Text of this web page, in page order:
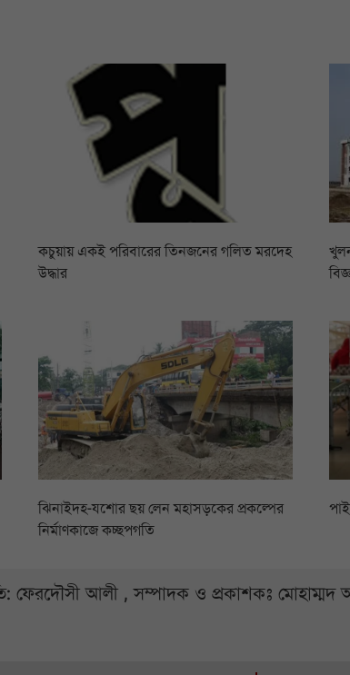
কচুয়ায় একই পরিবারের তিনজনের গলিত মরদেহ
উদ্ধার
ঝিনাইদহ-যশোর ছয় লেন মহাসড়কের প্রকল্পের
নির্মাণকাজে কচ্ছপগতি
ফেরদৌসী আলী , সম্পাদক ও প্রকাশকঃ মোহাম্মদ